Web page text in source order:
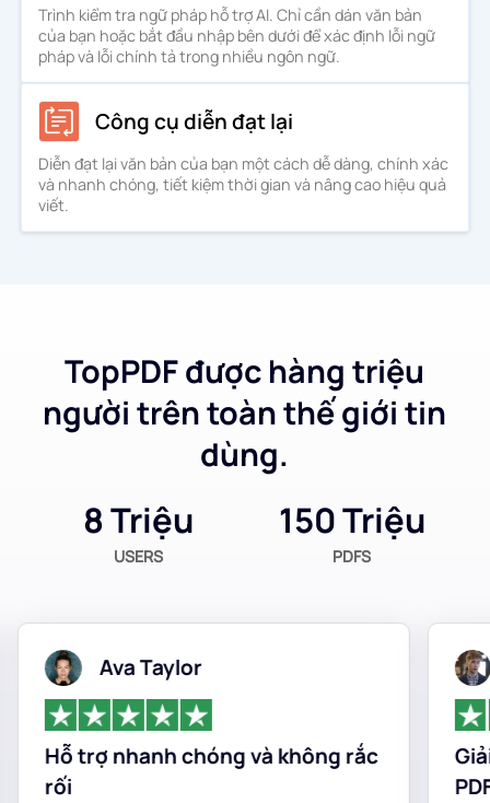
Trình kiểm tra ngữ pháp hỗ trợ AI. Chỉ cần dán văn bản
của bạn hoặc bắt đầu nhập bên dưới để xác định lỗi ngữ
pháp và lỗi chính tả trong nhiều ngôn ngữ.
Công cụ diễn đạt lại
Diễn đạt lại văn bản của bạn một cách dễ dàng, chính xác
và nhanh chóng, tiết kiệm thời gian và nâng cao hiệu quả
viết.
TopPDF được hàng triệu
người trên toàn thế giới tin
dùng.
8 Triệu
USERS
150 Triệu
PDFS
Ava Taylor
Hỗ trợ nhanh chóng và không rắc
rối